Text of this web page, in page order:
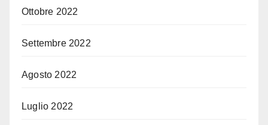
Ottobre 2022
Settembre 2022
Agosto 2022
Luglio 2022